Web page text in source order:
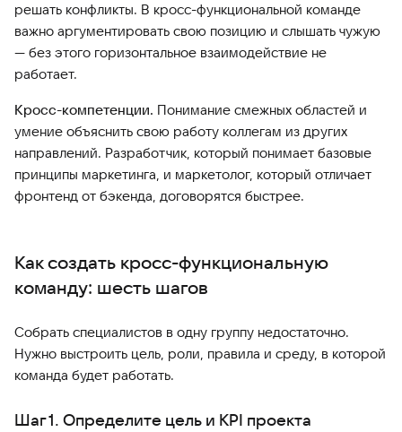
решать конфликты. В кросс-функциональной команде
важно аргументировать свою позицию и слышать чужую
— без этого горизонтальное взаимодействие не
работает.
Кросс-компетенции. Понимание смежных областей и
умение объяснить свою работу коллегам из других
направлений. Разработчик, который понимает базовые
принципы маркетинга, и маркетолог, который отличает
фронтенд от бэкенда, договорятся быстрее.
Как создать кросс-функциональную
команду: шесть шагов
Собрать специалистов в одну группу недостаточно.
Нужно выстроить цель, роли, правила и среду, в которой
команда будет работать.
Шаг 1. Определите цель и KPI проекта